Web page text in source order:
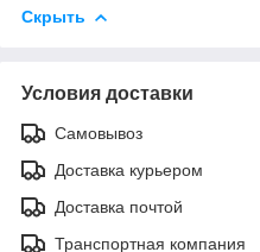
Скрыть
Условия доставки
Самовывоз
Доставка курьером
Доставка почтой
Транспортная компания